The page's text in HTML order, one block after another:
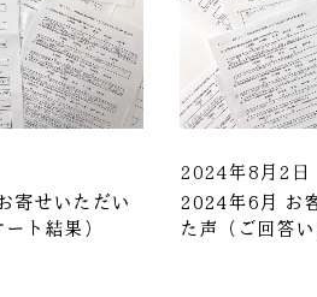
寄せいただい
ト結果）
2024年8月2日
2024年6月 お
た声（ご回答